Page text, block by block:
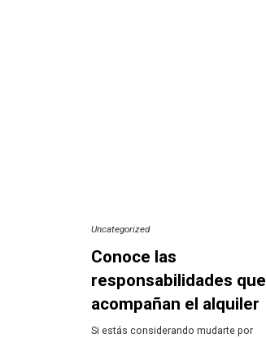
Uncategorized
Conoce las
responsabilidades que
acompañan el alquiler
Si estás considerando mudarte por